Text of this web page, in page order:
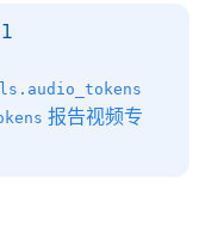
报告视频专